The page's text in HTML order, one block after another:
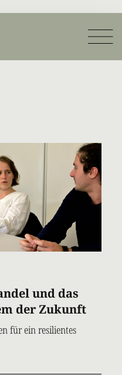
und das
der Zukunft
für ein resilientes